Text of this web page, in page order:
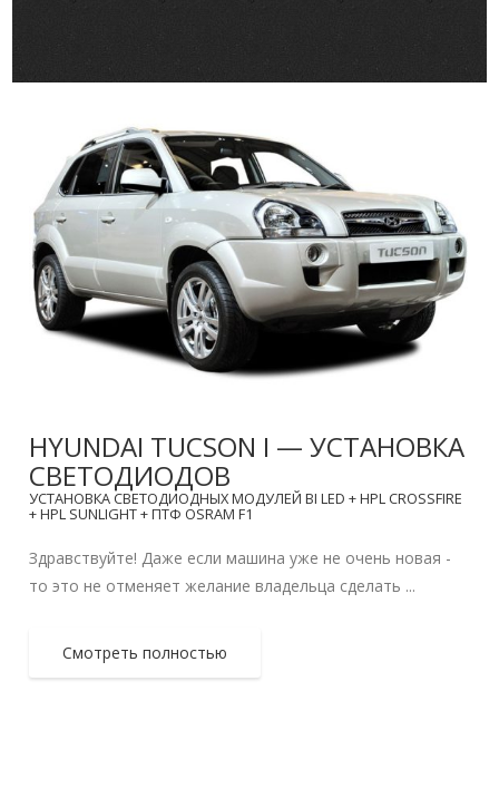
HYUNDAI TUCSON I — УСТАНОВКА
СВЕТОДИОДОВ
УСТАНОВКА СВЕТОДИОДНЫХ МОДУЛЕЙ BI LED + HPL CROSSFIRE
+ HPL SUNLIGHT + ПТФ OSRAM F1
Здравствуйте! Даже если машина уже не очень новая -
то это не отменяет желание владельца сделать ...
Смотреть полностью